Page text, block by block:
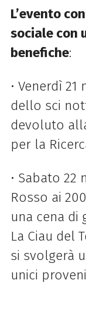
L’evento
sociale con
benefiche:
• Venerdì 21
dello sci
devoluto
per la
• Sabato 22
Rosso ai
una cena di
La Ciau del
si svolgerà
unici